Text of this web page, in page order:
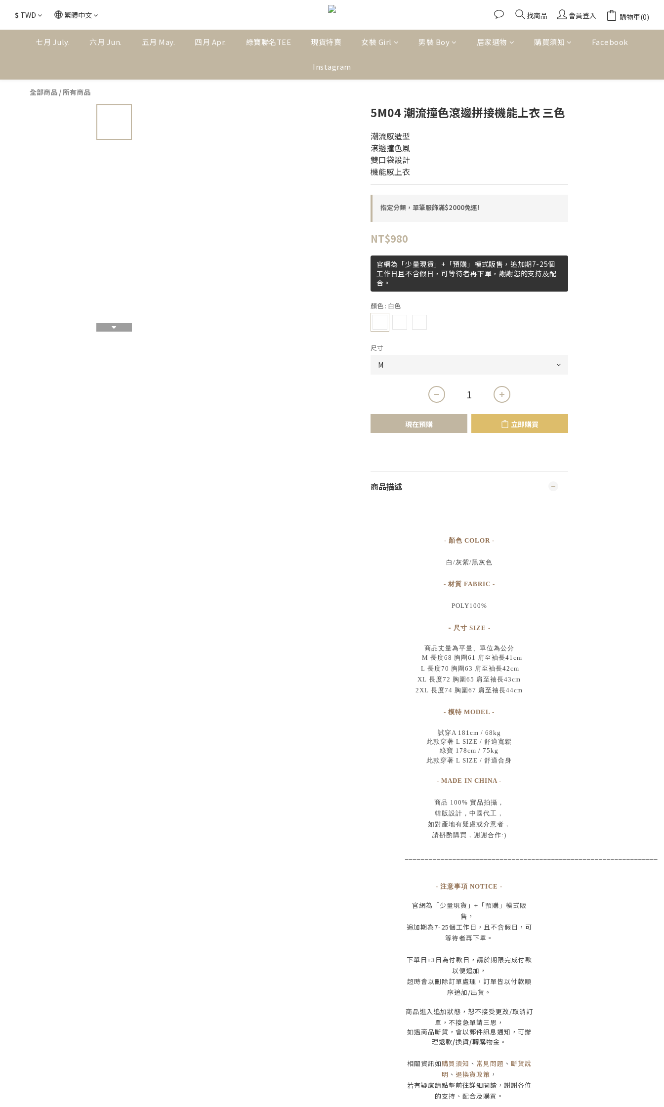
$ TWD 繁體中文 找商品 會員登入 購物車(0)
七月 July. 六月 Jun. 五月 May. 四月 Apr. 綠寶聯名TEE 現貨特賣 女裝 Girl 男裝 Boy 居家選物 購買須知 Facebook
Instagram
全部商品 /所有商品
5M04 潮流撞色滾邊拼接機能上衣 三色
潮流感造型
滾邊撞色風
雙口袋設計
機能感上衣
指定分類，單筆服飾滿$2000免運!
NT$980
官網為「少量現貨」+「預購」模式販售，追加期7-25個
工作日且不含假日，可等待者再下單，謝謝您的支持及配
合。
顏色 : 白色
尺寸
現在預購 立即購買
商品描述
- 顏色 COLOR -
白/灰紫/黑灰色
- 材質 FABRIC -
POLY100%
- 尺寸 SIZE -
商品丈量為平量、單位為公分
M 長度68 胸圍61 肩至袖長41cm
L 長度70 胸圍63 肩至袖長42cm
XL 長度72 胸圍65 肩至袖長43cm
2XL 長度74 胸圍67 肩至袖長44cm
- 模特 MODEL -
試穿A 181cm / 68kg
此款穿著 L SIZE / 舒適寬鬆
綠寶 178cm / 75kg
此款穿著 L SIZE / 舒適合身
- MADE IN CHINA -
商品 100% 實品拍攝 ，
韓版設計，中國代工 ，
如對產地有疑慮或介意者，
請斟酌購買， 謝謝合作:)
- 注意事項 NOTICE -
官網為 「少量現貨」+ 「預購」模式販
售，
追加期為7-25個工作日 ，且不含假日 ， 可
等待者再下單 。
下單日+3 日為付款日，請於期限完成付款
以便追加，
超時會以刪除訂單處理，訂單皆以付款順
序追加/出貨 。
商品進入追加狀態，恕不接受更改/取消訂
單， 不接急單請三思 ，
如遇商品斷貨，會以郵件訊息通知，可辦
理退款/換貨/轉購物金。
相關資訊如購買須知 、 常見問題 、 斷貨說
明 、 退換貨政策 ，
若有疑慮請點擊前往詳細閱讀，謝謝各位
的支持、配合及購買 。